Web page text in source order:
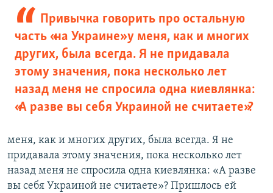
Привычка говорить про остальную
часть «на Украине» у меня, как и многих
других, была всегда. Я не придавала
этому значения, пока несколько лет
назад меня не спросила одна киевлянка:
«А разве вы себя Украиной не считаете»?
меня, как и многих других, была всегда. Я не
придавала этому значения, пока несколько лет
назад меня не спросила одна киевлянка: «А разве
вы себя Украиной не считаете»? Пришлось ей